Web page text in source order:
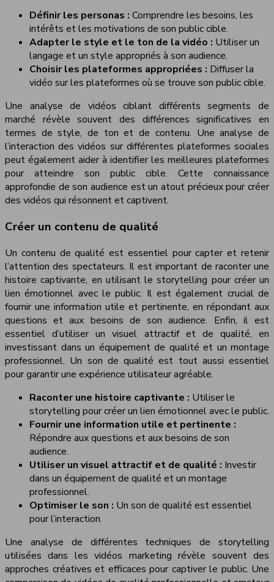
Définir les personas : Comprendre les besoins, les
intérêts et les motivations de son public cible.
Adapter le style et le ton de la vidéo : Utiliser un
langage et un style appropriés à son audience.
Choisir les plateformes appropriées : Diffuser la
vidéo sur les plateformes où se trouve son public cible.
Une analyse de vidéos ciblant différents segments de
marché révèle souvent des différences significatives en
termes de style, de ton et de contenu. Une analyse de
l’interaction des vidéos sur différentes plateformes sociales
peut également aider à identifier les meilleures plateformes
pour atteindre son public cible. Cette connaissance
approfondie de son audience est un atout précieux pour créer
des vidéos qui résonnent et captivent.
Créer un contenu de qualité
Un contenu de qualité est essentiel pour capter et retenir
l’attention des spectateurs. Il est important de raconter une
histoire captivante, en utilisant le storytelling pour créer un
lien émotionnel avec le public. Il est également crucial de
fournir une information utile et pertinente, en répondant aux
questions et aux besoins de son audience. Enfin, il est
essentiel d’utiliser un visuel attractif et de qualité, en
investissant dans un équipement de qualité et un montage
professionnel. Un son de qualité est tout aussi essentiel
pour garantir une expérience utilisateur agréable.
Raconter une histoire captivante : Utiliser le
storytelling pour créer un lien émotionnel avec le public.
Fournir une information utile et pertinente :
Répondre aux questions et aux besoins de son
audience.
Utiliser un visuel attractif et de qualité : Investir
dans un équipement de qualité et un montage
professionnel.
Optimiser le son : Un son de qualité est essentiel
pour l’interaction.
Une analyse de différentes techniques de storytelling
utilisées dans les vidéos marketing révèle souvent des
approches créatives et efficaces pour captiver le public. Une